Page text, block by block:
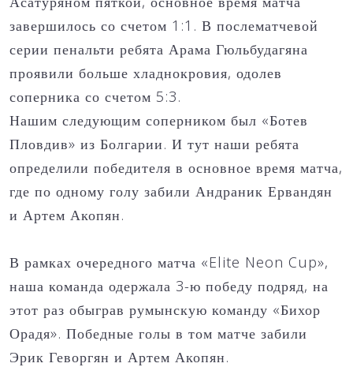
завершилось со счетом 1:1. В послематчевой
серии пенальти ребята Арама Гюльбудагяна
проявили больше хладнокровия, одолев
соперника со счетом 5:3.
Нашим следующим соперником был «Ботев
Пловдив» из Болгарии. И тут наши ребята
определили победителя в основное время матча,
где по одному голу забили Андраник Ервандян
и Артем Акопян.
В рамках очередного матча «Elite Neon Cup»,
наша команда одержала 3-ю победу подряд, на
этот раз обыграв румынскую команду «Бихор
Орадя». Победные голы в том матче забили
Эрик Геворгян и Артем Акопян.